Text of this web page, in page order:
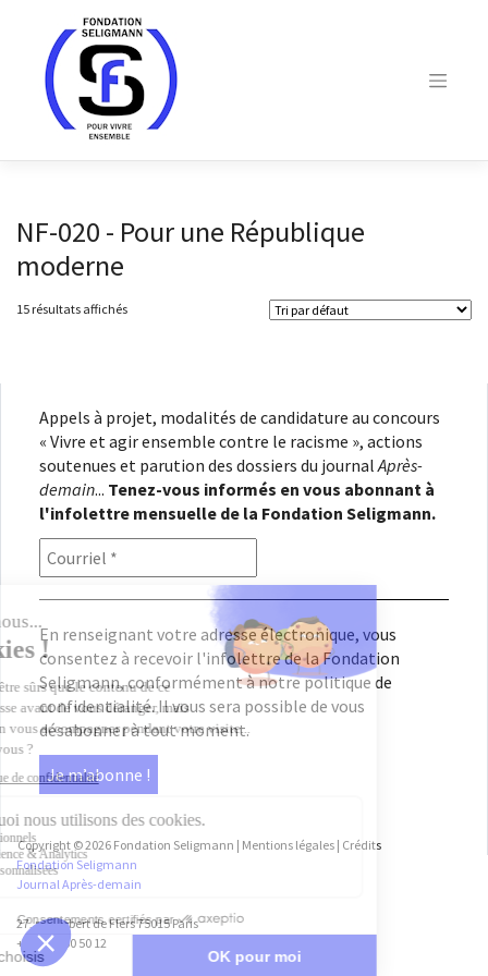
NF-020 - Pour une République
moderne
15 résultats affichés
Appels à projet, modalités de candidature au concours
« Vivre et agir ensemble contre le racisme », actions
soutenues et parution des dossiers du journalAprès-
demain... Tenez-vous informés en vous abonnant à
l'infolettre mensuelle de la Fondation Seligmann.
En renseignant votre adresse électronique, vous
consentez à recevoir l'infolettre de la Fondation
Seligmann, conformément à notrepolitique de
confidentialité. Il vous sera possible de vous
désabonner à tout moment.
Copyright © 2026 Fondation Seligmann | Mentions légales | Crédits
Fondation Seligmann
Journal Après-demain
27, rue Robert de Flers 75015 Paris
+33 1 45 50 50 12